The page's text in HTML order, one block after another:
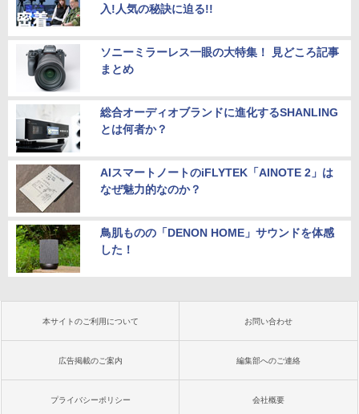
入!人気の秘訣に迫る!!
ソニーミラーレス一眼の大特集！ 見どころ記事
まとめ
総合オーディオブランドに進化するSHANLING
とは何者か？
AIスマートノートのiFLYTEK「AINOTE 2」は
なぜ魅力的なのか？
鳥肌ものの「DENON HOME」サウンドを体感
した！
本サイトのご利用について お問い合わせ
広告掲載のご案内 編集部へのご連絡
プライバシーポリシー 会社概要